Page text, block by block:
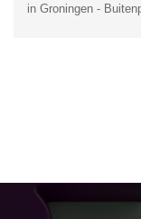
in Groningen -
INSIDE